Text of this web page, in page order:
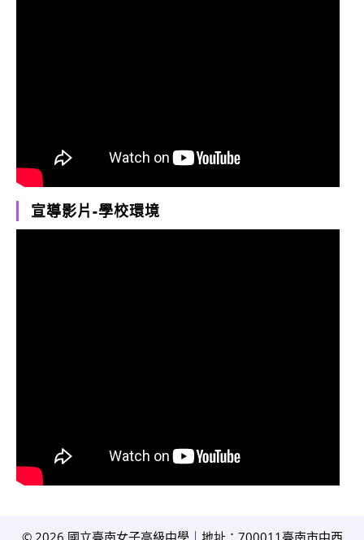
宣導影片-學校環境
© 2026 國立臺南女子高級中學｜地址：700011臺南市中西